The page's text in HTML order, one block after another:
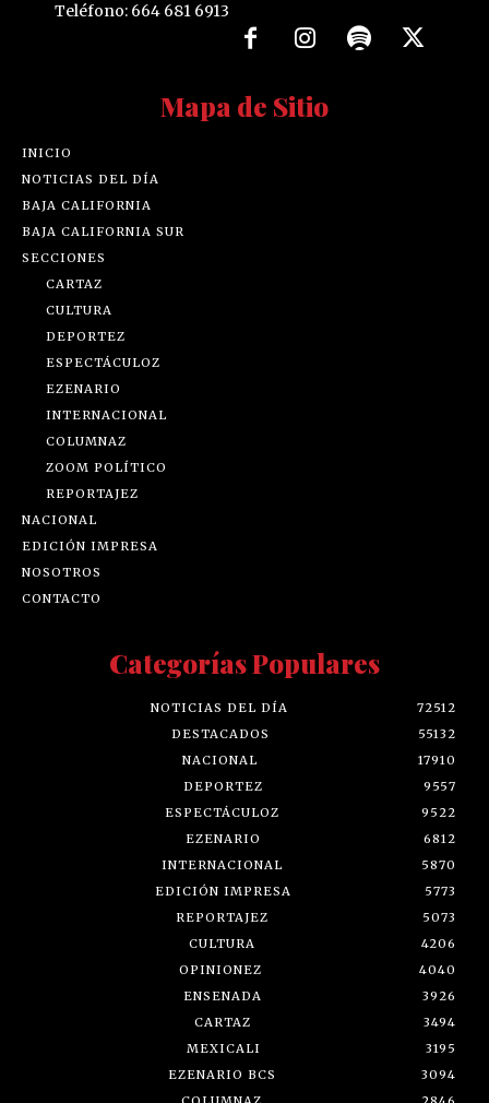
Teléfono: 664 681 6913
Mapa de Sitio
INICIO
NOTICIAS DEL DÍA
BAJA CALIFORNIA
BAJA CALIFORNIA SUR
SECCIONES
CARTAZ
CULTURA
DEPORTEZ
ESPECTÁCULOZ
EZENARIO
INTERNACIONAL
COLUMNAZ
ZOOM POLÍTICO
REPORTAJEZ
NACIONAL
EDICIÓN IMPRESA
NOSOTROS
CONTACTO
Categorías Populares
NOTICIAS DEL DÍA
72512
DESTACADOS
55132
NACIONAL
17910
DEPORTEZ
9557
ESPECTÁCULOZ
9522
EZENARIO
6812
INTERNACIONAL
5870
EDICIÓN IMPRESA
5773
REPORTAJEZ
5073
CULTURA
4206
OPINIONEZ
4040
ENSENADA
3926
CARTAZ
3494
MEXICALI
3195
EZENARIO BCS
3094